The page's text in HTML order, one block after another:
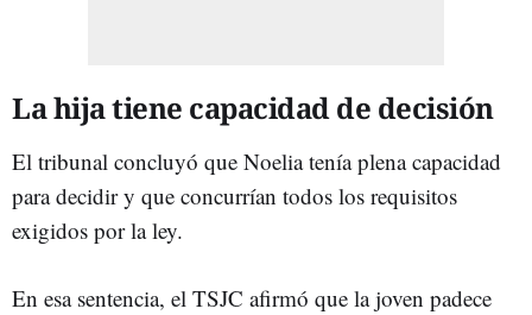
La hija tiene capacidad de decisión
El tribunal concluyó que Noelia tenía plena capacidad
para decidir y que concurrían todos los requisitos
exigidos por la ley.
En esa sentencia, el TSJC afirmó que la joven padece